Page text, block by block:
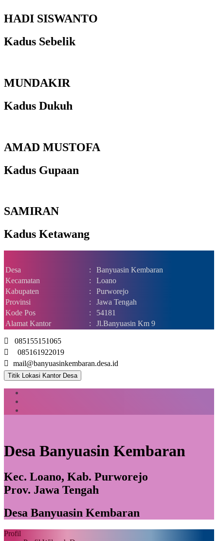
HADI SISWANTO
Kadus Sebelik
MUNDAKIR
Kadus Dukuh
AMAD MUSTOFA
Kadus Gupaan
SAMIRAN
Kadus Ketawang
Desa :
Banyuasin Kembaran
Kecamatan
:
Loano
Kabupaten
:
Purworejo
Provinsi
:
Jawa Tengah
Kode Pos
:
54181
Alamat Kantor
: Jl.Banyuasin Km 9
085155151065
085161922019
mail@banyuasinkembaran.desa.id
Titik Lokasi Kantor Desa
Desa Banyuasin Kembaran
Kec. Loano, Kab. Purworejo
Prov. Jawa Tengah
Desa Banyuasin Kembaran
Profil